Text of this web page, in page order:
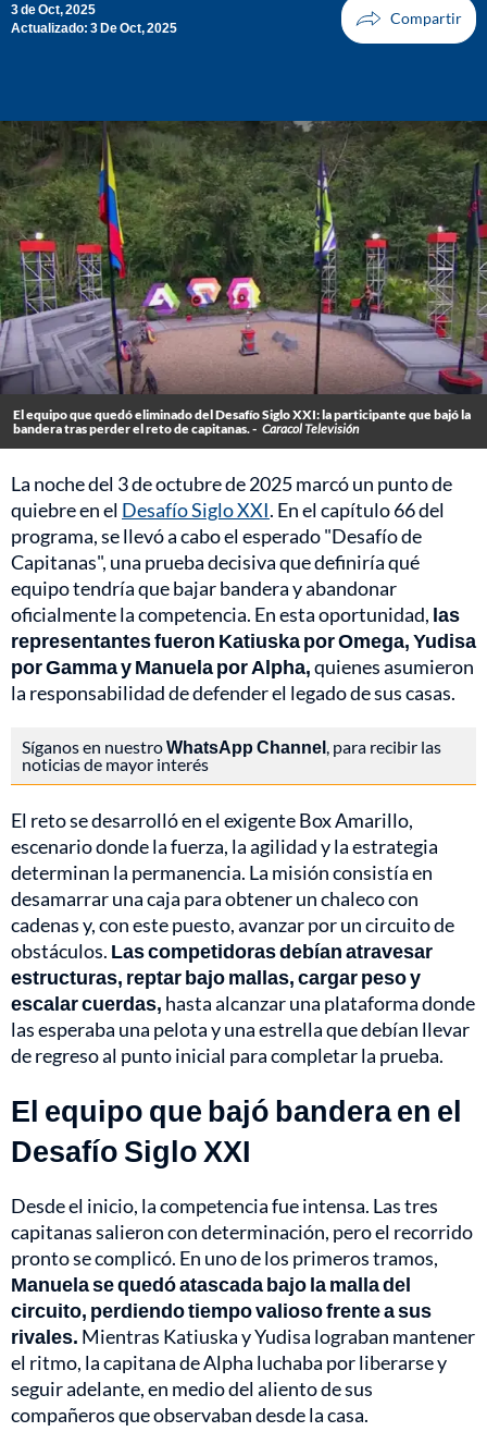
3 de Oct, 2025
Actualizado: 3 De Oct, 2025
El equipo que quedó eliminado del Desafío Siglo XXI: la participante que bajó la
bandera tras perder el reto de capitanas. - Caracol Televisión
La noche del 3 de octubre de 2025 marcó un punto de
quiebre en el Desafío Siglo XXI. En el capítulo 66 del
programa, se llevó a cabo el esperado "Desafío de
Capitanas", una prueba decisiva que definiría qué
equipo tendría que bajar bandera y abandonar
oficialmente la competencia. En esta oportunidad, las
representantes fueron Katiuska por Omega, Yudisa
por Gamma y Manuela por Alpha,quienes asumieron
la responsabilidad de defender el legado de sus casas.
Síganos en nuestroWhatsApp Channel, para recibir las
noticias de mayor interés
El reto se desarrolló en el exigente Box Amarillo,
escenario donde la fuerza, la agilidad y la estrategia
determinan la permanencia. La misión consistía en
desamarrar una caja para obtener un chaleco con
cadenas y, con este puesto, avanzar por un circuito de
obstáculos. Las competidoras debían atravesar
estructuras, reptar bajo mallas, cargar peso y
escalar cuerdas, hasta alcanzar una plataforma donde
las esperaba una pelota y una estrella que debían llevar
de regreso al punto inicial para completar la prueba.
El equipo que bajó bandera en el
Desafío Siglo XXI
Desde el inicio, la competencia fue intensa. Las tres
capitanas salieron con determinación, pero el recorrido
pronto se complicó. En uno de los primeros tramos,
Manuela se quedó atascada bajo la malla del
circuito, perdiendo tiempo valioso frente a sus
rivales. Mientras Katiuska y Yudisa lograban mantener
el ritmo, la capitana de Alpha luchaba por liberarse y
seguir adelante, en medio del aliento de sus
compañeros que observaban desde la casa.